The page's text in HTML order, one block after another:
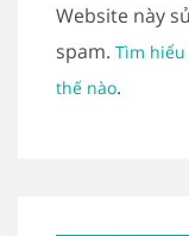
Website này
spam. Tìm
thế nào.